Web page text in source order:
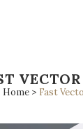
Home> Fast